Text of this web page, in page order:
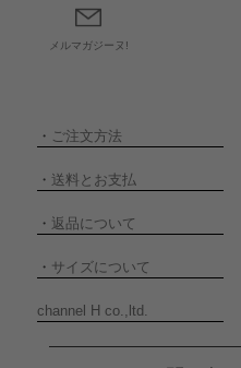
メルマガジーヌ!
・ ご注文方法
・ 送料とお支払
・ 返品について
・ サイズについて
channel H co.,ltd.